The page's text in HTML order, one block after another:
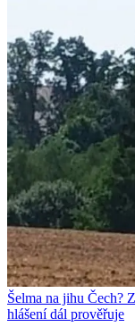
Šelma na jihu Čech?
hlášení dál prověřuje